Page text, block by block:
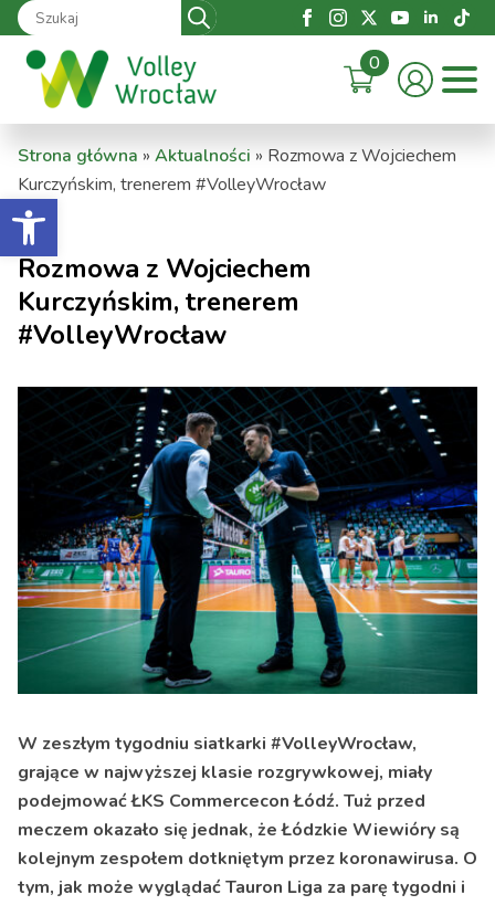
Otwórz pasek narzędzi
Search
for:
0
Strona główna » Aktualności » Rozmowa z Wojciechem
Kurczyńskim, trenerem #VolleyWrocław
Rozmowa z Wojciechem
Kurczyńskim, trenerem
#VolleyWrocław
W zeszłym tygodniu siatkarki #VolleyWrocław,
grające w najwyższej klasie rozgrywkowej, miały
podejmować ŁKS Commercecon Łódź. Tuż przed
meczem okazało się jednak, że Łódzkie Wiewióry są
kolejnym zespołem dotkniętym przez koronawirusa. O
tym, jak może wyglądać Tauron Liga za parę tygodni i